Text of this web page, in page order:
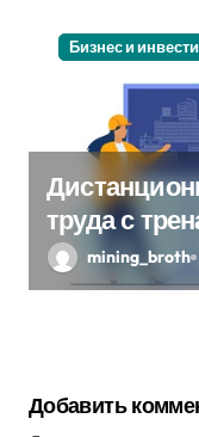
Бизнес и
труда с
mining_broth
Добавить